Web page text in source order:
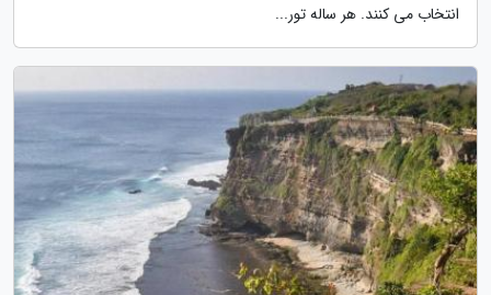
انتخاب می کنند. هر ساله تور...